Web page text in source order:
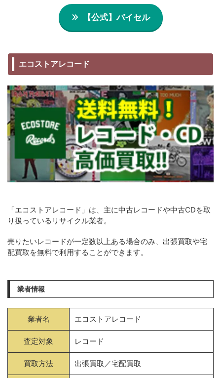
【公式】バイセル
エコストアレコード
「エコストアレコード」は、主に中古レコードや中古CDを取
り扱っているリサイクル業者。
売りたいレコードが一定数以上ある場合のみ、出張買取や宅
配買取を無料で利用することができます。
業者情報
業者名 エコストアレコード
査定対象 レコード
買取方法 出張買取／宅配買取